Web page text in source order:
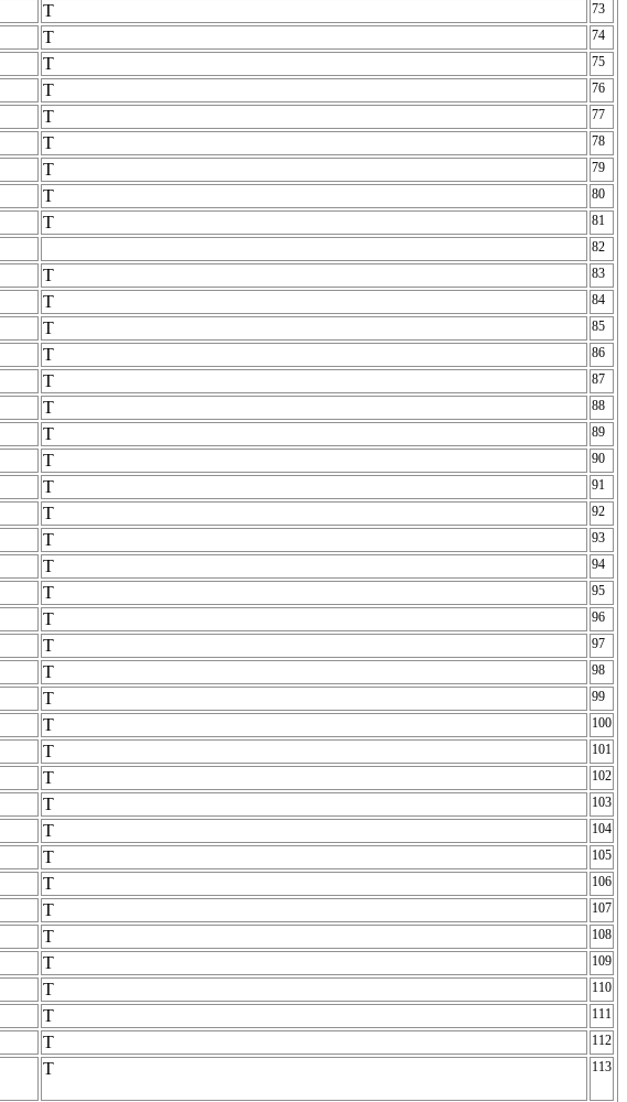
T 73
T 74
T 75
T 76
T 77
T 78
T 79
T 80
T 81
82
T 83
T 84
T 85
T 86
T 87
T 88
T 89
T 90
T 91
T 92
T 93
T 94
T 95
T 96
T 97
T 98
T 99
T 100
T 101
T 102
T 103
T 104
T 105
T 106
T 107
T 108
T 109
T 110
T 111
T 112
T 113